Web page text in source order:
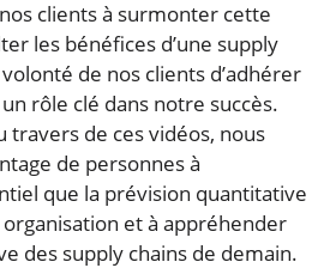
clients à surmonter cette
les bénéfices d’une supply
de nos clients d’adhérer
rôle clé dans notre succès.
travers de ces vidéos, nous
de personnes à
que la prévision quantitative
et à appréhender
des supply chains de demain.